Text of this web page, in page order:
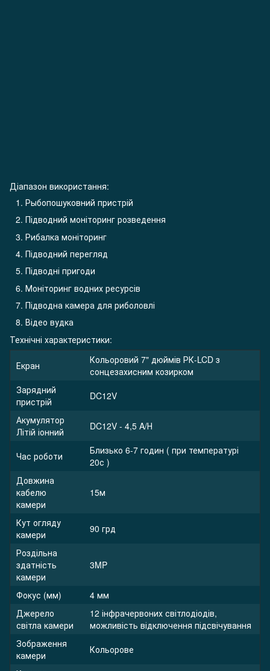
Діапазон використання:
Рыбопошуковний пристрій
Підводний моніторинг розведення
Рибалка моніторинг
Підводний перегляд
Підводні пригоди
Моніторинг водних ресурсів
Підводна камера для риболовлі
Відео вудка
Технічні характеристики:
Екран
Кольоровий 7" дюймів РК-LCD з
сонцезахисним козирком
Зарядний
пристрій
DC12V
Акумулятор
Літій іонний
DC12V - 4,5 A/Н
Час роботи
Близько 6-7 годин ( при температурі
20с )
Довжина
кабелю
камери
15м
Кут огляду
камери
90 грд
Роздільна
здатність
камери
3MP
Фокус (мм)
4 мм
Джерело
світла камери
12 інфрачервоних світлодіодів,
можливість відключення підсвічування
Зображення
камери
Кольорове